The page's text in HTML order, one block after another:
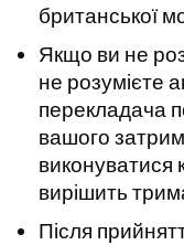
британської
Якщо ви не
не розумієте
перекладача
вашого
виконуватися
вирішить
Після